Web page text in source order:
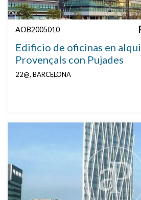
AOB2005010
Edificio de oficinas en
Provençals con Pujades
22@, BARCELONA